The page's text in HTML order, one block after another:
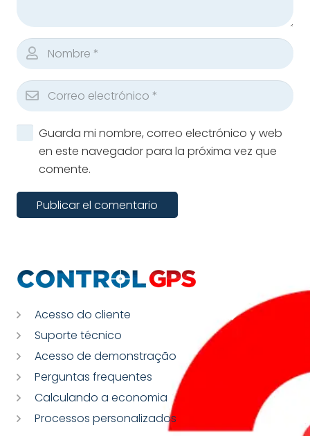
Guarda mi nombre, correo electrónico y web
en este navegador para la próxima vez que
comente.
Publicar el comentario
Acesso do cliente
Suporte técnico
Acesso de demonstração
Perguntas frequentes
Calculando a economia
Processos personalizados